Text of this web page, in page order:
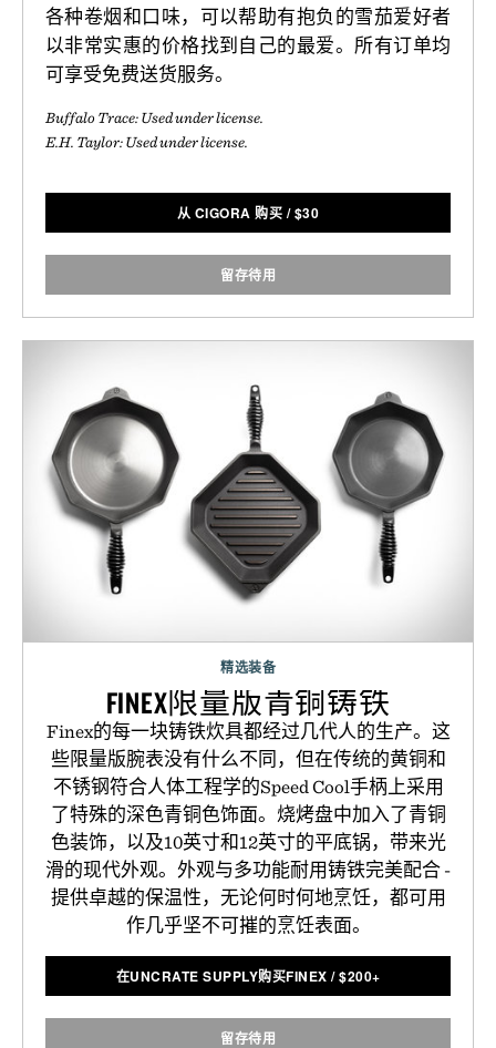
各种卷烟和口味，可以帮助有抱负的雪茄爱好者
以非常实惠的价格找到自己的最爱。所有订单均
可享受免费送货服务。
Buffalo Trace: Used under license.
E.H. Taylor: Used under license.
从 CIGORA 购买 /$30
留存待用
精选装备
FINEX限量版青铜铸铁
Finex的每一块铸铁炊具都经过几代人的生产。这
些限量版腕表没有什么不同，但在传统的黄铜和
不锈钢符合人体工程学的Speed Cool手柄上采用
了特殊的深色青铜色饰面。烧烤盘中加入了青铜
色装饰，以及10英寸和12英寸的平底锅，带来光
滑的现代外观。外观与多功能耐用铸铁完美配合 -
提供卓越的保温性，无论何时何地烹饪，都可用
作几乎坚不可摧的烹饪表面。
在UNCRATE SUPPLY购买FINEX /$200+
留存待用